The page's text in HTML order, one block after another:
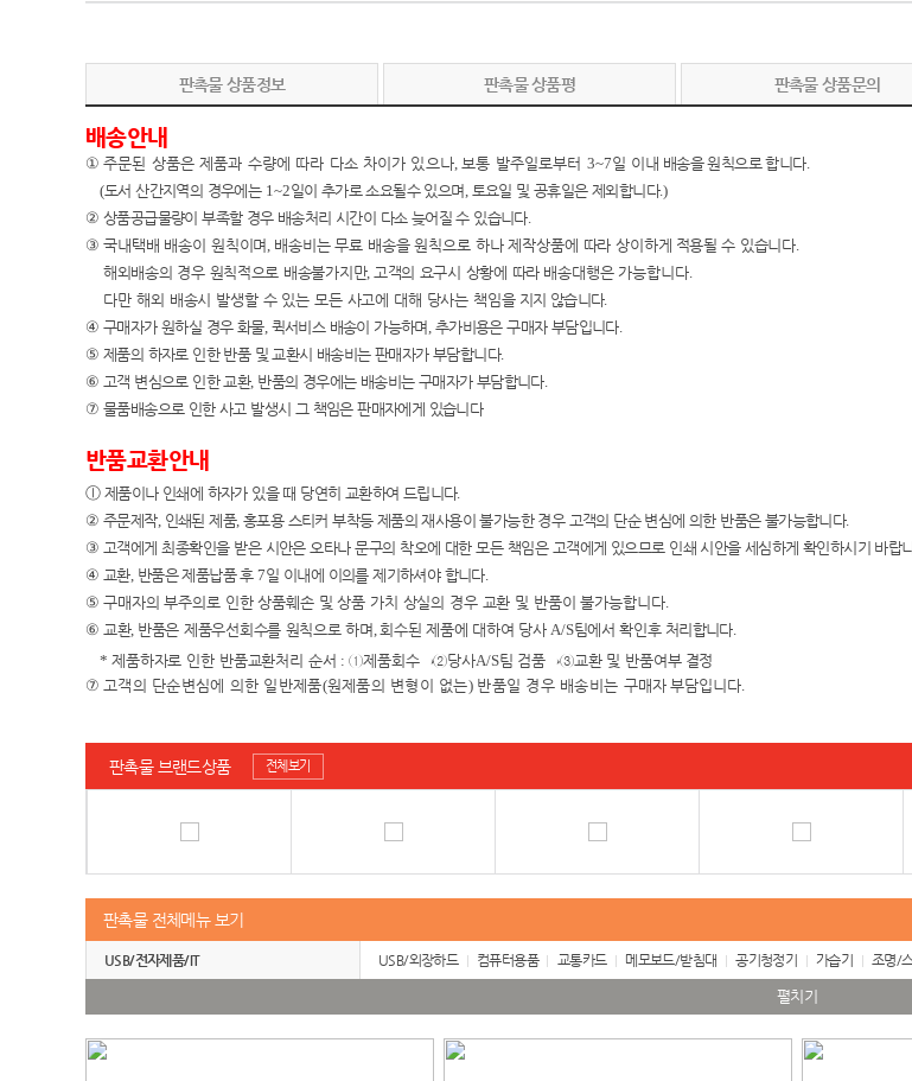
판촉물 상품정보 판촉물 상품평 판촉물 상품문의
배송안내
① 주문된 상품은 제품과 수량에 따라 다소 차이가 있으나,보통 발주일로부터 3~7일 이내 배송을 원칙으로 합니다.
(도서 산간지역의 경우에는 1~2일이 추가로 소요될수 있으며, 토요일 및 공휴일은 제외합니다.)
② 상품공급물량이 부족할 경우 배송처리 시간이 다소 늦어질 수 있습니다.
③ 국내택배 배송이 원칙이며, 배송비는 무료 배송을 원칙으로 하나 제작상품에 따라 상이하게 적용될 수 있습니다.
해외배송의 경우 원칙적으로 배송불가지만, 고객의 요구시 상황에 따라 배송대행은 가능합니다.
다만 해외 배송시 발생할 수 있는 모든 사고에 대해 당사는 책임을 지지 않습니다.
④ 구매자가 원하실 경우 화물, 퀵서비스 배송이 가능하며, 추가비용은 구매자 부담입니다.
⑤ 제품의 하자로 인한 반품 및 교환시 배송비는 판매자가 부담합니다.
⑥ 고객 변심으로 인한 교환, 반품의 경우에는 배송비는 구매자가 부담합니다.
⑦ 물품배송으로 인한 사고 발생시 그 책임은 판매자에게 있습니다
반품교환안내
ⓛ 제품이나 인쇄에 하자가 있을 때 당연히 교환하여 드립니다.
② 주문제작, 인쇄된 제품,홍포용 스티커 부착등 제품의 재사용이 불가능한 경우 고객의 단순 변심에 의한 반품은 불가능합니다.
③ 고객에게 최종확인을 받은 시안은 오타나 문구의 착오에 대한 모든 책임은 고객에게 있으므로 인쇄 시안을 세심하게 확인하시기 바랍
④ 교환, 반품은 제품납품 후7일 이내에 이의를 제기하셔야 합니다.
⑤ 구매자의 부주의로 인한 상품훼손 및 상품 가치 상실의 경우 교환 및 반품이 불가능합니다.
⑥ 교환, 반품은 제품우선회수를 원칙으로 하며,회수된 제품에 대하여 당사A/S팀에서 확인후 처리합니다.
* 제품하자로 인한 반품교환처리 순서 :①제품회수→②당사A/S팀 검품 →③교환 및 반품여부 결정
⑦ 고객의 단순변심에 의한 일반제품(원제품의 변형이 없는) 반품일 경우 배송비는 구매자 부담입니다.
판촉물 브랜드상품 전체보기
판촉물 전체메뉴 보기
USB/전자제품/IT USB/외장하드 컴퓨터용품 교통카드 메모보드/받침대 공기청정기 가습기 조명/
펼치기